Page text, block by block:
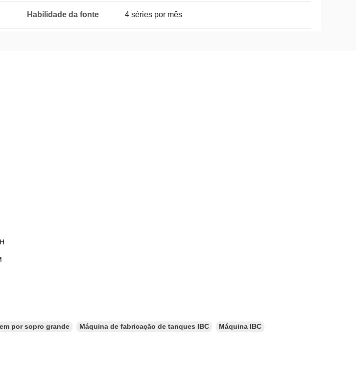
Habilidade da fonte 4 séries por mês
por sopro grande Máquina de fabricação de tanques IBC Máquina IBC